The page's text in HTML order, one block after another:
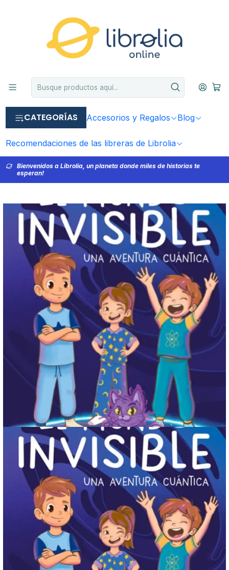
CATEGORÍAS Accesorios y Regalos Blog
Recomendaciones de las libreras de Librolia
Bienvenidos a Librolia, un planeta donde miles de historias te
esperan!